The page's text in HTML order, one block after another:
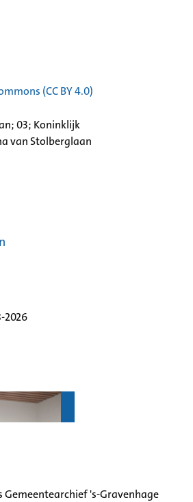
(CC BY 4.0)
03; Koninklijk
van Stolberglaan
2026
Gemeentearchief 's-Gravenhage